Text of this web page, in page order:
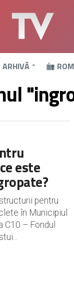
ARHIVĂ
este
pentru
în Municipiul
C10 – Fondul